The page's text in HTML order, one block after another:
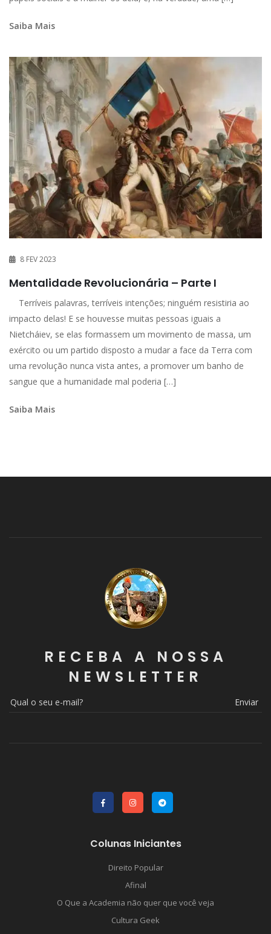
Saiba Mais
8 FEV 2023
Mentalidade Revolucionária – Parte I
Terríveis palavras, terríveis intenções; ninguém resistiria ao
impacto delas! E se houvesse muitas pessoas iguais a
Nietcháiev, se elas formassem um movimento de massa, um
exército ou um partido disposto a mudar a face da Terra com
uma revolução nunca vista antes, a promover um banho de
sangue que a humanidade mal poderia […]
Saiba Mais
RECEBA A NOSSA
NEWSLETTER
Enviar
Colunas Iniciantes
Direito Popular
Afinal
O Que a Academia não quer que você veja
Cultura Geek